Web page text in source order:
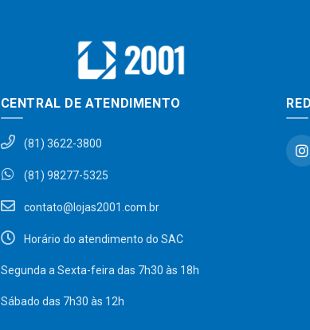
CENTRAL DE ATENDIMENTO
(81) 3622-3800
(81) 98277-5325
contato@lojas2001.com.br
Horário do atendimento do SAC
Segunda a Sexta-feira das 7h30 às 18h
Sábado das 7h30 às 12h